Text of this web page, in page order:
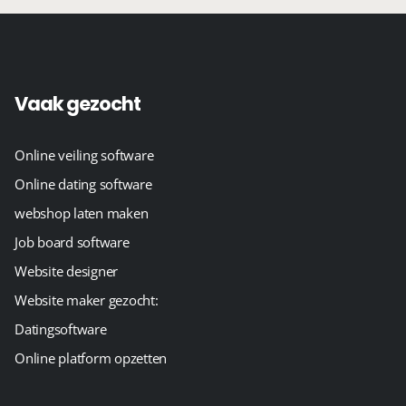
Vaak gezocht
Online veiling software
Online dating software
webshop laten maken
Job board software
Website designer
Website maker gezocht:
Datingsoftware
Online platform opzetten